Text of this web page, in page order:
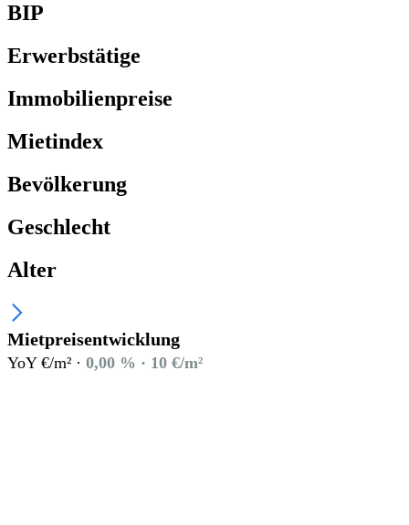
BIP
Erwerbstätige
Immobilienpreise
Mietindex
Bevölkerung
Geschlecht
Alter
Mietpreisentwicklung
YoY €/m² · 0,00 % · 10 €/m²